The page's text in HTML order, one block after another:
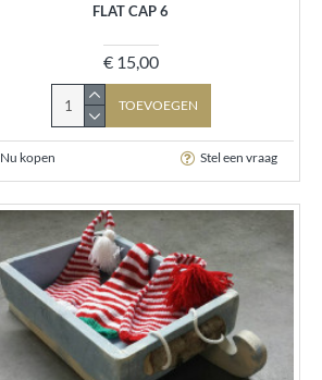
FLAT CAP 6
€ 15,00
TOEVOEGEN
Nu kopen Stel een vraag